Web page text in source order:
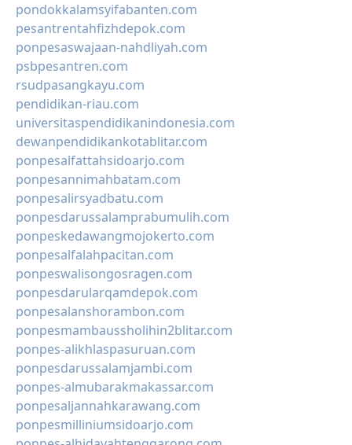
pondokkalamsyifabanten.com
pesantrentahfizhdepok.com
ponpesaswajaan-nahdliyah.com
psbpesantren.com
rsudpasangkayu.com
pendidikan-riau.com
universitaspendidikanindonesia.com
dewanpendidikankotablitar.com
ponpesalfattahsidoarjo.com
ponpesannimahbatam.com
ponpesalirsyadbatu.com
ponpesdarussalamprabumulih.com
ponpeskedawangmojokerto.com
ponpesalfalahpacitan.com
ponpeswalisongosragen.com
ponpesdarularqamdepok.com
ponpesalanshorambon.com
ponpesmambaussholihin2blitar.com
ponpes-alikhlaspasuruan.com
ponpesdarussalamjambi.com
ponpes-almubarakmakassar.com
ponpesaljannahkarawang.com
ponpesmilliniumsidoarjo.com